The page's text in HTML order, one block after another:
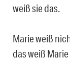
weiß sie das.
Marie weiß
das weiß